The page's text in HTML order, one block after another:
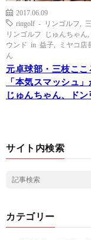
2017.06.09
ringolf - リンゴルフ
リンゴルフ じゅんちゃん
ウンド in 益子
ミヤコ店
ん
元卓球部・三枝ここ
「本気スマッシュ」
じゅんちゃん、ドン
サイト内検索
カテゴリー